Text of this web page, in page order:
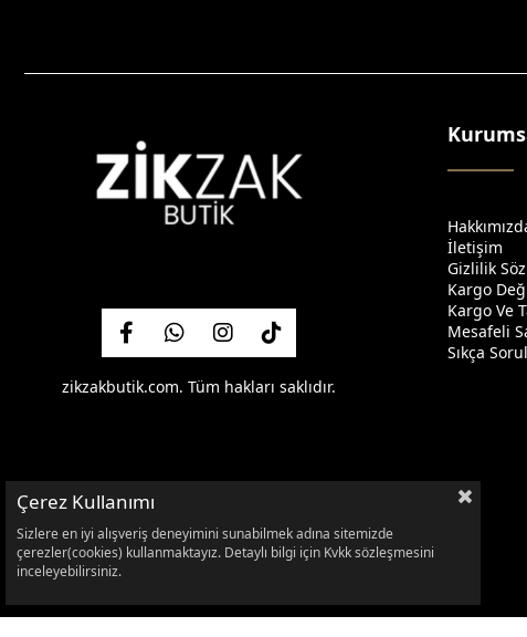
zikzakbutik.com. Tüm hakları saklıdır.
İletişim
Gizlilik
Kargo
Kargo Ve
Mesafeli
Sıkça
Çerez Kullanımı
Sizlere en iyi alışveriş deneyimini sunabilmek adına sitemizde
çerezler(cookies) kullanmaktayız. Detaylı bilgi için Kvkk sözleşmesini
inceleyebilirsiniz.